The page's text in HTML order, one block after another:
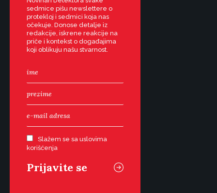
sedmice pišu newslettere o
protekloj i sedmici koja nas
očekuje. Donose detalje iz
redakcije, iskrene reakcije na
priče i kontekst o događajima
koji oblikuju našu stvarnost.
Slažem se sa uslovima
korišćenja